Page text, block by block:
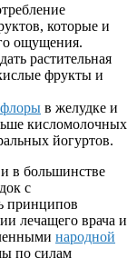
которые и
ощущения.
растительная
фрукты и
в желудке и
кисломолочных
йогуртов.
в большинстве
с
принципов
лечащего врача и
народной
по силам